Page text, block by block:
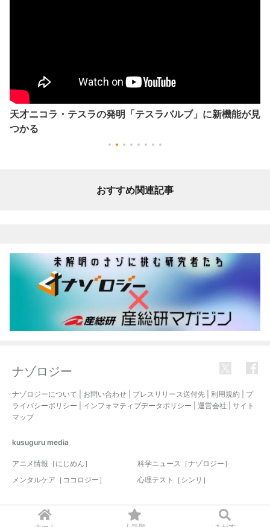
天才ニコラ・テスラの発明「テスラバルブ」に新機能が見
つかる
おすすめ関連記事
ナゾロジー
ナゾロジーについて お問い合わせ プレスリリース送付先 利用規約
プ
ライバシーポリシー
インフォマティブデータポリシー 運営会社
サイト
マップ
kusuguru media
アニメ情報［にじめん］
科学ニュース［ナゾロジー］
メンタルケア［ココロジー］
心理テスト［シンリ］
© 2017-2026 nazology. all rights reserved.